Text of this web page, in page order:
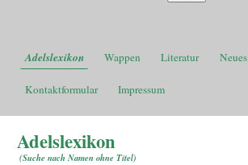
Adelslexikon Wappen Literatur Neues
Kontaktformular Impressum
Adelslexikon
(Suche nach Namen ohne Titel)